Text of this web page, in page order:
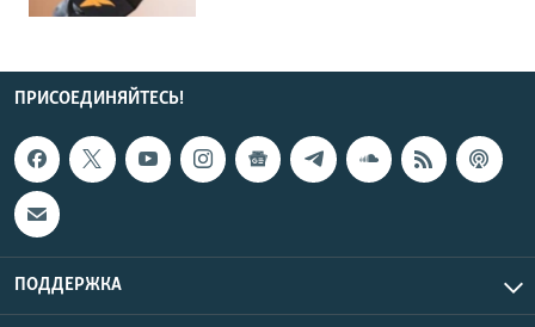
ПРИСОЕДИНЯЙТЕСЬ!
ПОДДЕРЖКА